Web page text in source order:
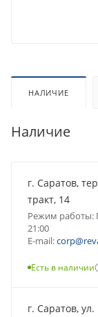
НАЛИЧИЕ
Наличие
г. Саратов,
тракт, 14
Режим работы:
21:00
E-mail:
Есть в наличии
г. Саратов,